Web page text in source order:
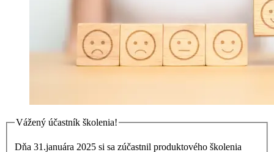
Vážený účastník školenia!
Dňa 31.januára 2025 si sa zúčastnil produktového školenia